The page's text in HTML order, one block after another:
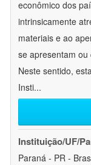
econômico dos
intrinsicamente
materiais e ao
se apresentam ou
Neste sentido,
Insti...
Instituição/UF/
Paraná - PR -